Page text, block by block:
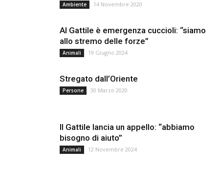
Ambiente 14 Novembre 2020
Al Gattile è emergenza cuccioli: “siamo
allo stremo delle forze”
Animali 19 Giugno 2024
Stregato dall’Oriente
Persone 30 Marzo 2020
Il Gattile lancia un appello: “abbiamo
bisogno di aiuto”
Animali 12 Novembre 2024